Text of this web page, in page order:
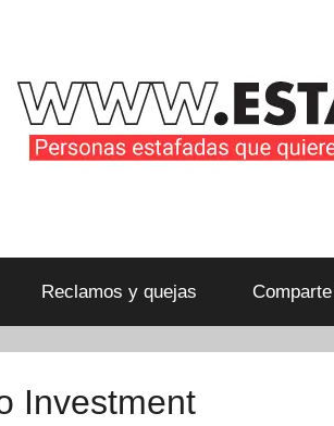
Reclamos y quejas
Investment